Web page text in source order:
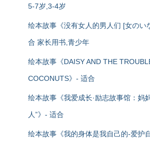
5-7岁,3-4岁
绘本故事《没有女人的男人们 [女のい
合 家长用书,青少年
绘本故事《DAISY AND THE
COCONUTS》- 适合
绘本故事《我爱成长·励志故事馆：妈
人”》- 适合
绘本故事《我的身体是我自己的-爱护